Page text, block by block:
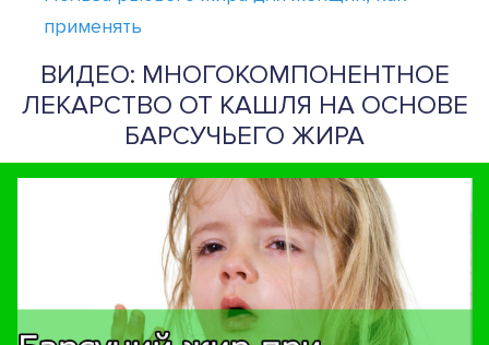
применять
ВИДЕО: МНОГОКОМПОНЕНТНОЕ
ЛЕКАРСТВО ОТ КАШЛЯ НА ОСНОВЕ
БАРСУЧЬЕГО ЖИРА